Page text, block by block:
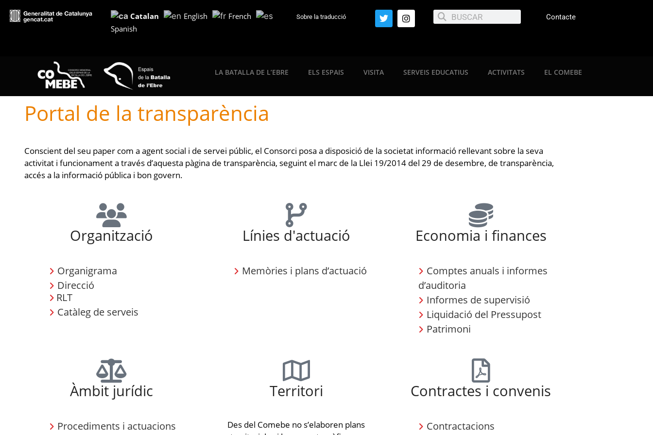
Catalan English
French
Spanish
Sobre la traducció Contacte
LA BATALLA DE L’EBRE ELS ESPAIS VISITA SERVEIS EDUCATIUS ACTIVITATS EL COMEBE
Portal de la transparència
Conscient del seu paper com a agent social i de servei públic, el Consorci posa a disposició de la societat informació rellevant sobre la seva
activitat i funcionament a través d’aquesta pàgina de transparència, seguint el marc de la Llei 19/2014 del 29 de desembre, de transparència,
accés a la informació pública i bon govern.
Organització
Organigrama
Direcció
RLT
Catàleg de serveis
Línies d'actuació
Memòries i plans d’actuació
Economia i finances
Comptes anuals i informes
d’auditoria
Informes de supervisió
Liquidació del Pressupost
Patrimoni
Àmbit jurídic
Procediments i actuacions
Territori
Des del Comebe no s’elaboren plans
Contractes i convenis
Contractacions